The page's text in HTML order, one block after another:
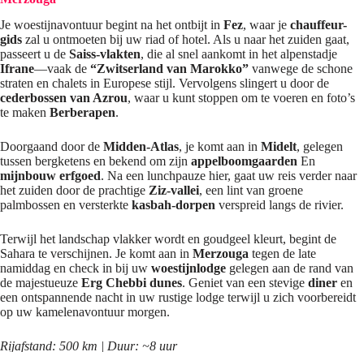
Je woestijnavontuur begint na het ontbijt in Fez, waar je chauffeur-
gids zal u ontmoeten bij uw riad of hotel. Als u naar het zuiden gaat,
passeert u de Saiss-vlakten, die al snel aankomt in het alpenstadje
Ifrane—vaak de “Zwitserland van Marokko” vanwege de schone
straten en chalets in Europese stijl. Vervolgens slingert u door de
cederbossen van Azrou, waar u kunt stoppen om te voeren en foto’s
te maken Berberapen.
Doorgaand door de Midden-Atlas, je komt aan in Midelt, gelegen
tussen bergketens en bekend om zijn appelboomgaarden En
mijnbouw erfgoed. Na een lunchpauze hier, gaat uw reis verder naar
het zuiden door de prachtige Ziz-vallei, een lint van groene
palmbossen en versterkte kasbah-dorpen verspreid langs de rivier.
Terwijl het landschap vlakker wordt en goudgeel kleurt, begint de
Sahara te verschijnen. Je komt aan in Merzouga tegen de late
namiddag en check in bij uw woestijnlodge gelegen aan de rand van
de majestueuze Erg Chebbi dunes. Geniet van een stevige diner en
een ontspannende nacht in uw rustige lodge terwijl u zich voorbereidt
op uw kamelenavontuur morgen.
Rijafstand: 500 km | Duur: ~8 uur